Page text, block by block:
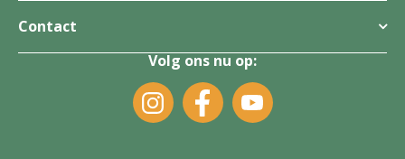
Contact
Volg ons nu op: